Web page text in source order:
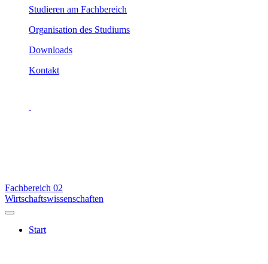
Studieren am Fachbereich
Organisation des Studiums
Downloads
Kontakt
Fachbereich 02
Wirtschaftswissenschaften
Start